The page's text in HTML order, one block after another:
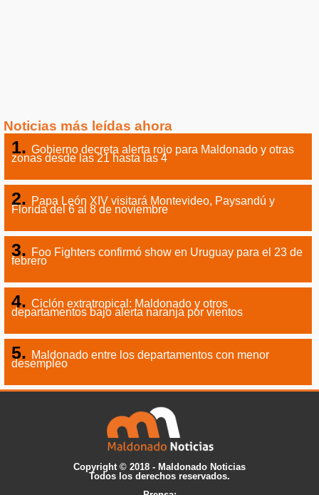
Noticias más leídas ahora
Gobierno decreta alerta rojo para Maldonado y otras
zonas desde las 21 hasta las 4
Papa León XIV visitará Montevideo, Paysandú y
Florida del 6 al 8 de noviembre
Foo Fighters confirmó show en Uruguay para el 23 de
febrero
Ciclón extratropical: Maldonado y otros
departamentos bajo alerta naranja por vientos
Maldonado entre los departamentos con menor
desempleo
Copyright © 2018 - Maldonado Noticias
Todos los derechos reservados.